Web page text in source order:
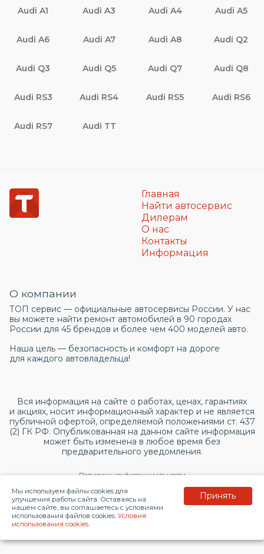
Audi A1 Audi A3 Audi A4 Audi A5
Audi A6 Audi A7 Audi A8 Audi Q2
Audi Q3 Audi Q5 Audi Q7 Audi Q8
Audi RS3 Audi RS4 Audi RS5 Audi RS6
Audi RS7 Audi TT
Главная
Найти автосервис
Дилерам
О нас
Контакты
Информация
О компании
ТОП сервис — официальные автосервисы России. У нас
вы можете найти ремонт автомобилей в 90 городах
России для 45 брендов и более чем 400 моделей авто.
Наша цель — безопасность и комфорт на дороге
для каждого автовладельца!
Вся информация на сайте о работах, ценах, гарантиях
и акциях, носит информационный характер и не является
публичной офертой, определяемой положениями ст. 437
(2) ГК РФ. Опубликованная на данном сайте информация
может быть изменена в любое время без
предварительного уведомления.
Политика конфиденциальности
Согласие на обработку персональных данных
© 2026 topservice.su
Мы используем файлы cookies для
улучшения работы сайта. Оставаясь на
нашем сайте, вы соглашаетесь с условиями
использования файлов cookies. Условия
использования cookies.
Принять